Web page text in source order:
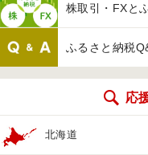
株取引・FXと
ふるさと納税
応
北海道